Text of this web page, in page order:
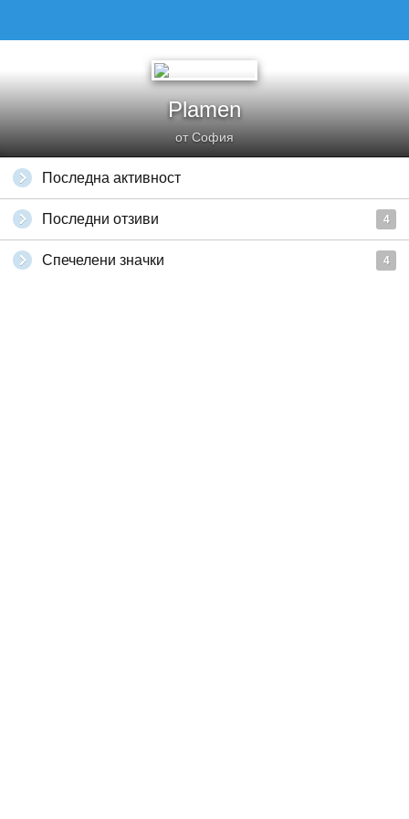
Plamen
от София
Последна активност
Последни отзиви 4
Спечелени значки 4